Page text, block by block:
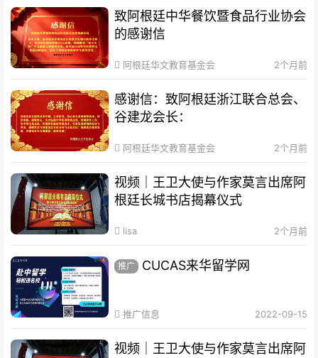
致阿根廷中华餐饮暨食品行业协会
的感谢信
阿根廷华文教育基金会 2个月前
感谢信：致阿根廷浙江联合总会、
谷建龙会长：
阿根廷华文教育基金会 2个月前
视频｜王卫大使与作家莫言出席阿
根廷长城书店揭幕仪式
lisa 2个月前
推广 CUCAS来华留学网
推广信息 2022-09-15
视频｜王卫大使与作家莫言出席阿